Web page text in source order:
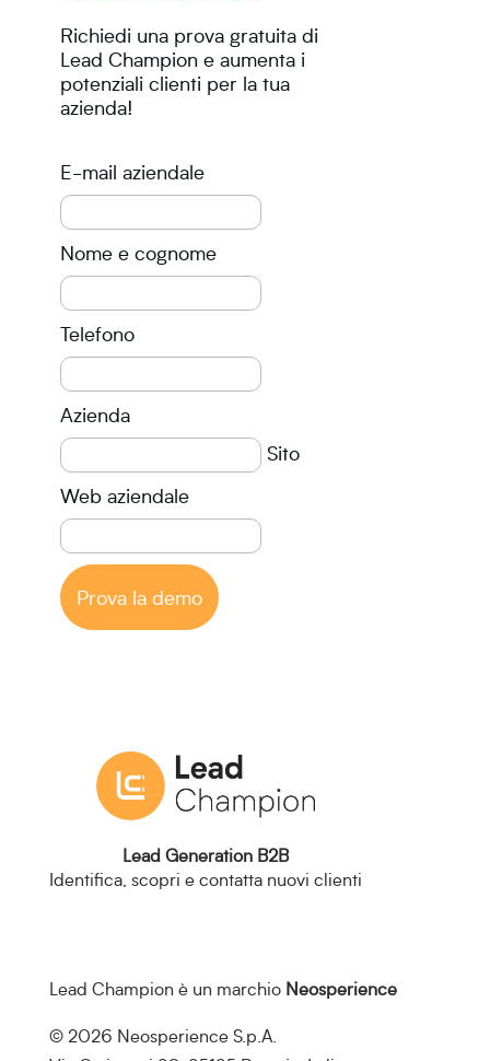
Richiedi una prova gratuita di
Lead Champion e aumenta i
potenziali clienti per la tua
azienda!
E-mail aziendale
Nome e cognome
Telefono
Azienda
Sito
Web aziendale
Prova la demo
Lead Generation B2B
Identifica, scopri e contatta nuovi clienti
Lead Champion è un marchio Neosperience
© 2026 Neosperience S.p.A.